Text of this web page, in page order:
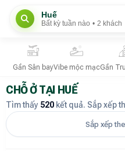
Huế
Bất kỳ tuần nào • 2 khách
Gần Sân bayVibe mộc mạcGần
CHỖ Ở TẠI HUẾ
Tìm thấy 520 kết quả. Sắp xếp
Sắp xếp